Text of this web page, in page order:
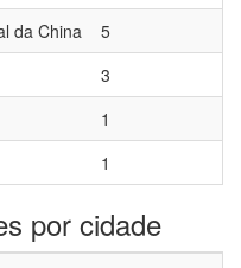
da China
5
3
1
1
por cidade